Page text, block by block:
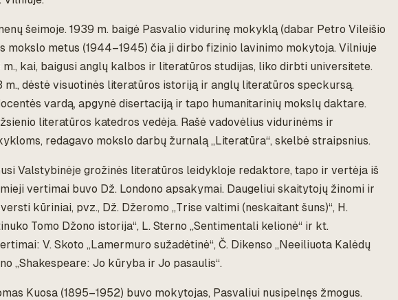
šeimoje. 1939 m. baigė Pasvalio vidurinę mokyklą (dabar Petro Vileišio
mokslo metus (1944–1945) čia ji dirbo fizinio lavinimo mokytoja. Vilniuje
m., kai, baigusi anglų kalbos ir literatūros studijas, liko dirbti universitete.
m., dėstė visuotinės literatūros istoriją ir anglų literatūros speckursą.
vardą, apgynė disertaciją ir tapo humanitarinių mokslų daktare.
literatūros katedros vedėja. Rašė vadovėlius vidurinėms ir
redagavo mokslo darbų žurnalą „Literatūra“, skelbė straipsnius.
Valstybinėje grožinės literatūros leidykloje redaktore, tapo ir vertėja iš
vertimai buvo Dž. Londono apsakymai. Daugeliui skaitytojų žinomi ir
kūriniai, pvz., Dž. Džeromo „Trise valtimi (neskaitant šuns)“, H.
Tomo Džono istorija“, L. Sterno „Sentimentali kelionė“ ir kt.
V. Skoto „Lamermuro sužadėtinė“, Č. Dikenso „Neeiliuota Kalėdų
„Shakespeare: Jo kūryba ir Jo pasaulis“.
Kuosa (1895–1952) buvo mokytojas, Pasvaliui nusipelnęs žmogus.